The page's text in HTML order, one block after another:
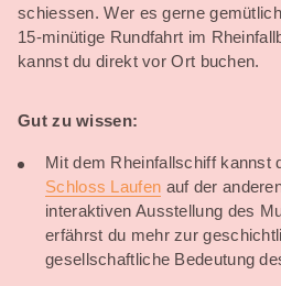
schiessen. Wer es gerne
15-minütige Rundfahrt im
kannst du direkt vor Ort buchen.
Gut zu wissen:
Mit dem Rheinfallschiff kannst
Schloss Laufen auf der
interaktiven Ausstellung des
erfährst du mehr zur
gesellschaftliche Bedeutung